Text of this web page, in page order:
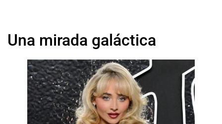
Una mirada galáctica